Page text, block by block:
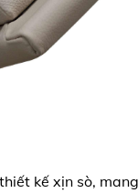
kế xịn sò,